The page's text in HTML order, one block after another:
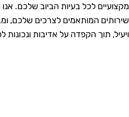
לכל בעיות הביוב שלכם.
המותאמים לצרכים שלכם,
תוך הקפדה על אדיבות ונכונות